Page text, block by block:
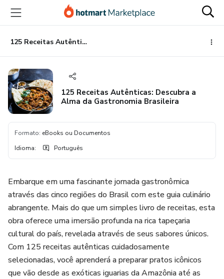
para
conteúdo
principal
para
pagamento
para
rodapé
125 Receitas Autênticas: Descubra a Alma da Gastronomia Brasileira
125 Receitas Autênticas: Descubra a
Alma da Gastronomia Brasileira
Formato: eBooks ou Documentos
Idioma: Português
Embarque em uma fascinante jornada gastronômica
através das cinco regiões do Brasil com este guia culinário
abrangente. Mais do que um simples livro de receitas, esta
obra oferece uma imersão profunda na rica tapeçaria
cultural do país, revelada através de seus sabores únicos.
Com 125 receitas autênticas cuidadosamente
selecionadas, você aprenderá a preparar pratos icônicos
que vão desde as exóticas iguarias da Amazônia até as